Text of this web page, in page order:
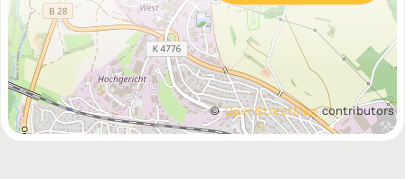
©OpenStreetMapcontributors